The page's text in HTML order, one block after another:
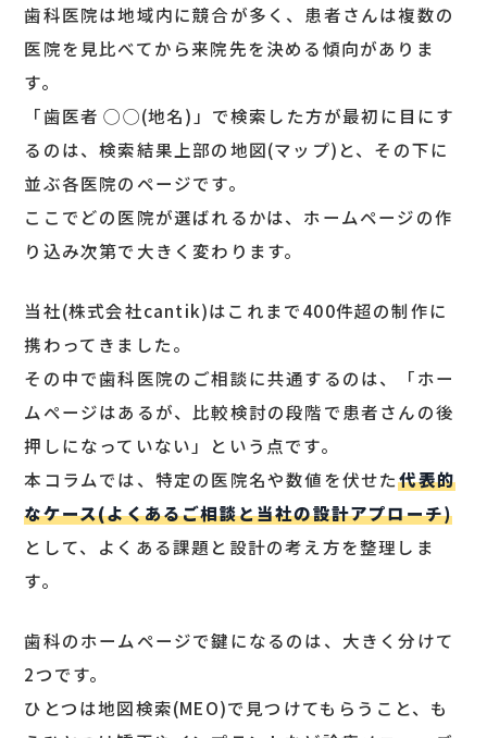
歯科医院は地域内に競合が多く、患者さんは複数の
医院を見比べてから来院先を決める傾向がありま
す。
「歯医者 ◯◯(地名)」で検索した方が最初に目にす
るのは、検索結果上部の地図(マップ)と、その下に
並ぶ各医院のページです。
ここでどの医院が選ばれるかは、ホームページの作
り込み次第で大きく変わります。
当社(株式会社cantik)はこれまで400件超の制作に
携わってきました。
その中で歯科医院のご相談に共通するのは、「ホー
ムページはあるが、比較検討の段階で患者さんの後
押しになっていない」という点です。
本コラムでは、特定の医院名や数値を伏せた代表的
なケース(よくあるご相談と当社の設計アプローチ)
として、よくある課題と設計の考え方を整理しま
す。
歯科のホームページで鍵になるのは、大きく分けて
2つです。
ひとつは地図検索(MEO)で見つけてもらうこと、も